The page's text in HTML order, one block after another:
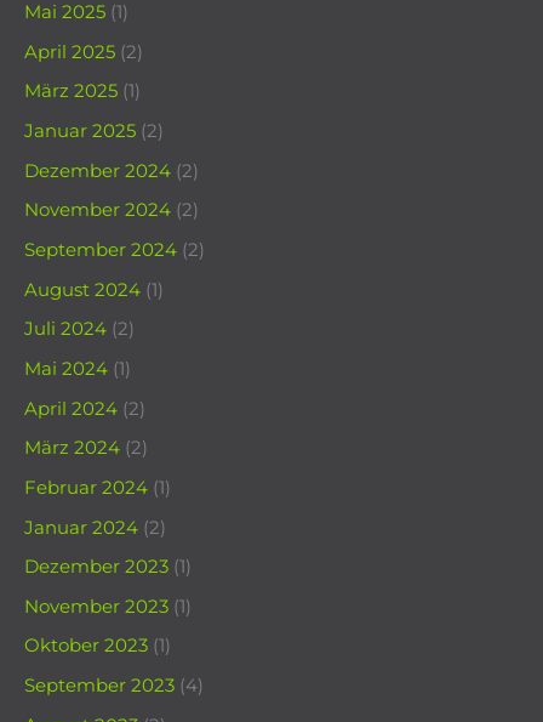
Mai 2025 (1)
April 2025 (2)
März 2025 (1)
Januar 2025 (2)
Dezember 2024 (2)
November 2024 (2)
September 2024 (2)
August 2024 (1)
Juli 2024 (2)
Mai 2024 (1)
April 2024 (2)
März 2024 (2)
Februar 2024 (1)
Januar 2024 (2)
Dezember 2023 (1)
November 2023 (1)
Oktober 2023 (1)
September 2023 (4)